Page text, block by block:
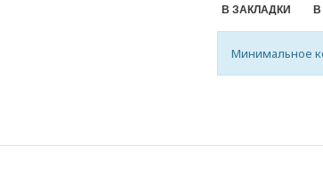
В ЗАКЛАДКИ
Минимальное